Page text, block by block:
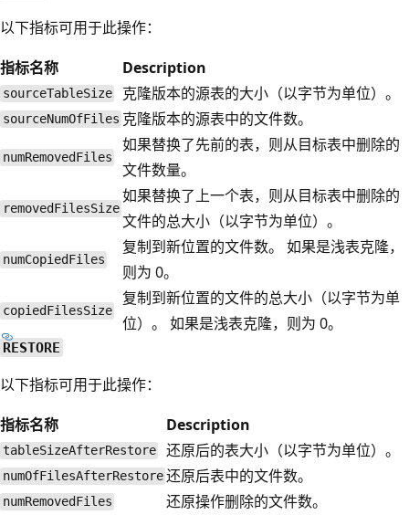
以下指标可用于此操作：
指标名称
Description
sourceTableSize 克隆版本的源表的大小（以字节为单位）。
sourceNumOfFiles 克隆版本的源表中的文件数。
numRemovedFiles
如果替换了先前的表，则从目标表中删除的
文件数量。
removedFilesSize
如果替换了上一个表，则从目标表中删除的
文件的总大小（以字节为单位）。
numCopiedFiles
复制到新位置的文件数。 如果是浅表克隆，
则为 0。
copiedFilesSize
复制到新位置的文件的总大小（以字节为单
位）。 如果是浅表克隆，则为 0。
RESTORE
以下指标可用于此操作：
指标名称
Description
tableSizeAfterRestore 还原后的表大小（以字节为单位）。
numOfFilesAfterRestore 还原后表中的文件数。
numRemovedFiles 还原操作删除的文件数。